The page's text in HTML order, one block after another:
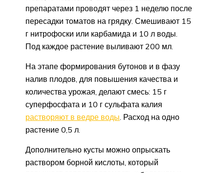
препаратами проводят через 1 неделю после
пересадки томатов на грядку. Смешивают 15
г нитрофоски или карбамида и 10 л воды.
Под каждое растение выливают 200 мл.
На этапе формирования бутонов и в фазу
налив плодов, для повышения качества и
количества урожая, делают смесь: 15 г
суперфосфата и 10 г сульфата калия
растворяют в ведре воды. Расход на одно
растение 0,5 л.
Дополнительно кусты можно опрыскать
раствором борной кислоты, который